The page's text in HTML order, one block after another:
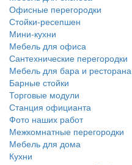
Офисные перегородки
Стойки-ресепшен
Мини-кухни
Мебель для офиса
Сантехнические перегородки
Мебель для бара и ресторана
Барные стойки
Торговые модули
Станция официанта
Фото наших работ
Межкомнатные перегородки
Мебель для дома
Кухни